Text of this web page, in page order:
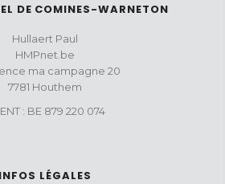
DE COMINES-WARNETON
Hullaert Paul
HMPnet.be
ma campagne 20
7781 Houthem
: BE 879 220 074
INFOS LÉGALES